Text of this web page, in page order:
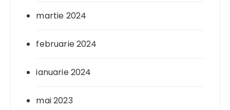
martie 2024
februarie 2024
ianuarie 2024
mai 2023